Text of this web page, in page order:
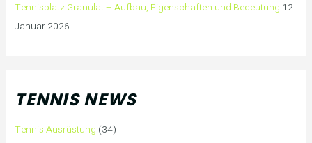
Tennisplatz Granulat – Aufbau, Eigenschaften und Bedeutung 12.
Januar 2026
TENNIS NEWS
Tennis Ausrüstung (34)